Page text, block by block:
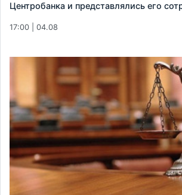
Центробанка и представлялись его
17:00 | 04.08